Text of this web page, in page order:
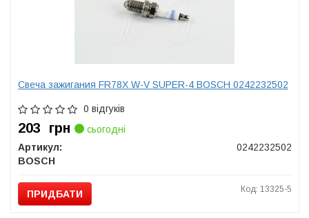
Свеча зажигания FR78X W-V SUPER-4 BOSCH 0242232502
0 відгуків
203 грн
сьогодні
Артикул:
0242232502
BOSCH
ПРИДБАТИ Код: 13325-5